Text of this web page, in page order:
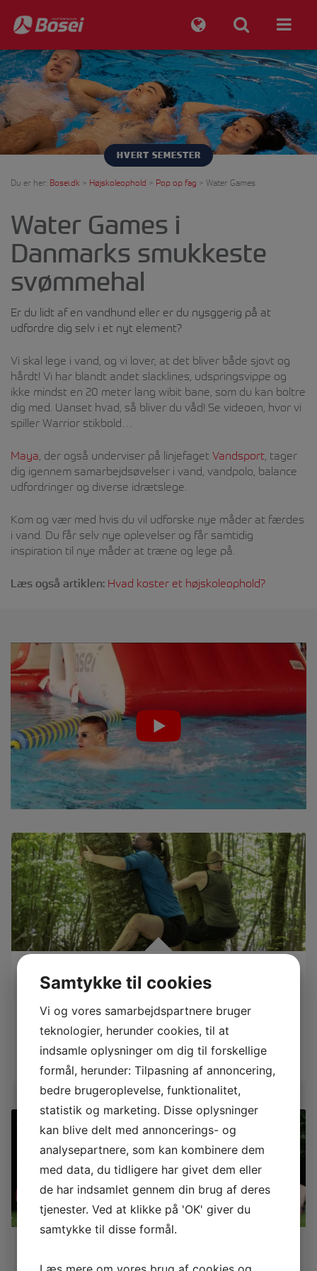
HVERT SEMESTER
Du er her: Bosei.dk > Højskoleophold > Pop op fag > Water Games
Water Games i
Danmarks smukkeste
svømmehal
Er du lidt af en vandhund eller er du nysggerig på at
udfordre dig selv i et nyt element?
Vi skal lege i vand, og vi lover, at det bliver både sjovt og
hårdt! Vi har blandt andet slacklines, udspringsvippe og
ikke mindst en 20 meter lang wibit bane, som du kan boltre
dig med. Uanset hvad, så bliver du våd! Se videoen, hvor vi
spiller Warrior stikbold…
Maya, der også underviser på linjefaget Vandsport, tager
dig igennem samarbejdsøvelser i vand, vandpolo, balance
udfordringer og diverse idrætslege.
Kom og vær med hvis du vil udforske nye måder at færdes
i vand. Du får selv nye oplevelser og får samtidig
inspiration til nye måder at træne og lege på.
Læs også artiklen: Hvad koster et højskoleophold?
Oplev Idrætshøjskolen Bosei!
og få information om højskoleopholdet
Book en rundvisning
Samtykke til cookies
Vi og vores samarbejdspartnere bruger
teknologier, herunder cookies, til at
indsamle oplysninger om dig til forskellige
formål, herunder: Tilpasning af annoncering,
bedre brugeroplevelse, funktionalitet,
statistik og marketing. Disse oplysninger
kan blive delt med annoncerings- og
analysepartnere, som kan kombinere dem
med data, du tidligere har givet dem eller
de har indsamlet gennem din brug af deres
tjenester. Ved at klikke på 'OK' giver du
samtykke til disse formål.